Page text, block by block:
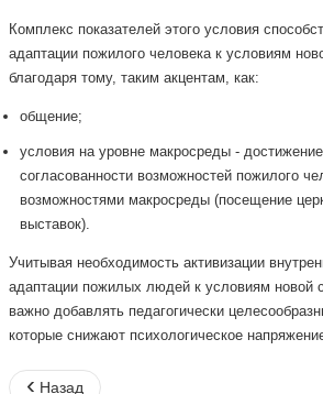
Комплекс показателей этого условия
адаптации пожилого человека к условиям
благодаря тому, таким акцентам, как:
общение;
условия на уровне макросреды -
согласованности возможностей пожилого
возможностями макросреды (посещение
выставок).
Учитывая необходимость активизации
адаптации пожилых людей к условиям новой
важно добавлять педагогически
которые снижают психологическое
Назад